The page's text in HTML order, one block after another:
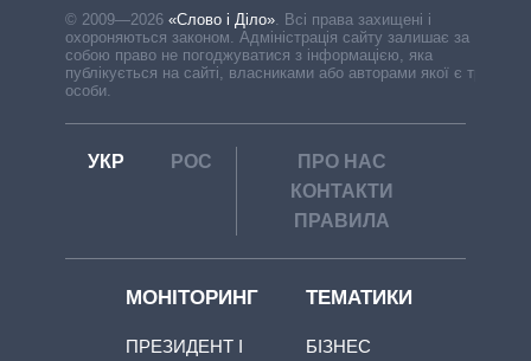
© 2009—2026 «Слово і Діло». Всі права захищені і
охороняються законом. Адміністрація сайту залишає за
собою право не погоджуватися з інформацією, яка
публікується на сайті, власниками або авторами якої є треті
особи.
УКР РОС
ПРО НАС
КОНТАКТИ
ПРАВИЛА
МОНІТОРИНГ
ПРЕЗИДЕНТ І
ТЕМАТИКИ
БІЗНЕС